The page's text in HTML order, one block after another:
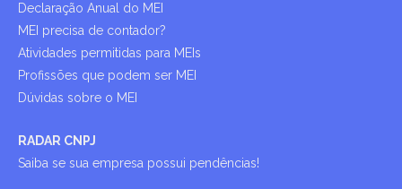
Declaração Anual do MEI
MEI precisa de contador?
Atividades permitidas para MEIs
Profissões que podem ser MEI
Dúvidas sobre o MEI
RADAR CNPJ
Saiba se sua empresa possui pendências!